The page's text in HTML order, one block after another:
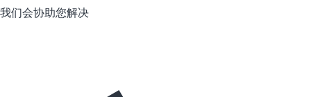
我们会协助您解决